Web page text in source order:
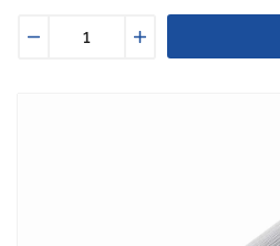
Увеличить